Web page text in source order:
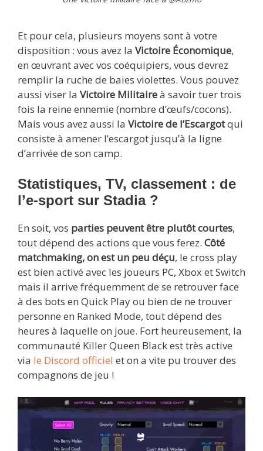
Et pour cela, plusieurs moyens sont à votre
disposition : vous avez la Victoire Économique,
en œuvrant avec vos coéquipiers, vous devrez
remplir la ruche de baies violettes. Vous pouvez
aussi viser la Victoire Militaireà savoir tuer trois
fois la reine ennemie (nombre d’œufs/cocons).
Mais vous avez aussi la Victoire de l’Escargotqui
consiste à amener l’escargot jusqu’à la ligne
d’arrivée de son camp.
Statistiques, TV, classement : de
l’e-sport sur Stadia ?
En soit, vos parties peuvent être plutôt courtes,
tout dépend des actions que vous ferez. Côté
matchmaking, on est un peu déçu, le cross play
est bien activé avec les joueurs PC, Xbox et Switch
mais il arrive fréquemment de se retrouver face
à des bots en Quick Play ou bien de ne trouver
personne en Ranked Mode, tout dépend des
heures à laquelle on joue. Fort heureusement, la
communauté Killer Queen Black est très active
via le Discord officiel et on a vite pu trouver des
compagnons de jeu !